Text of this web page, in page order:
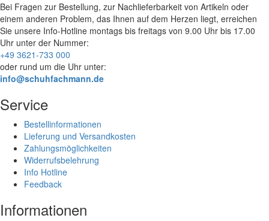
Bei Fragen zur Bestellung, zur Nachlieferbarkeit von Artikeln oder
einem anderen Problem, das Ihnen auf dem Herzen liegt, erreichen
Sie unsere Info-Hotline montags bis freitags von 9.00 Uhr bis 17.00
Uhr unter der Nummer:
+49 3621-733 000
oder rund um die Uhr unter:
info@schuhfachmann.de
Service
Bestellinformationen
Lieferung und Versandkosten
Zahlungsmöglichkeiten
Widerrufsbelehrung
Info Hotline
Feedback
Informationen